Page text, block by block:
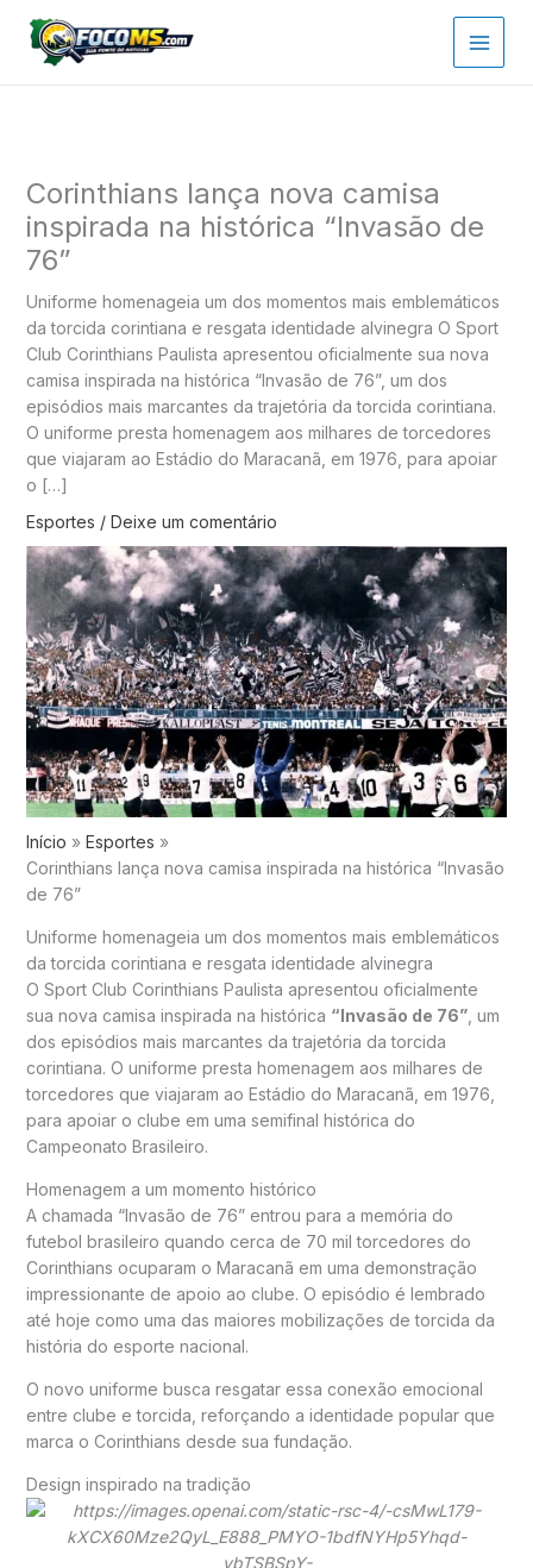
para
Corinthians lança nova camisa
inspirada na histórica “Invasão de
76”
Uniforme homenageia um dos momentos mais emblemáticos
da torcida corintiana e resgata identidade alvinegra O Sport
Club Corinthians Paulista apresentou oficialmente sua nova
camisa inspirada na histórica “Invasão de 76”, um dos
episódios mais marcantes da trajetória da torcida corintiana.
O uniforme presta homenagem aos milhares de torcedores
que viajaram ao Estádio do Maracanã, em 1976, para apoiar
o […]
Esportes / Deixe um comentário
Início
Esportes
Corinthians lança nova camisa inspirada na histórica “Invasão
de 76”
Uniforme homenageia um dos momentos mais emblemáticos
da torcida corintiana e resgata identidade alvinegra
O Sport Club Corinthians Paulista apresentou oficialmente
sua nova camisa inspirada na histórica “Invasão de 76”, um
dos episódios mais marcantes da trajetória da torcida
corintiana. O uniforme presta homenagem aos milhares de
torcedores que viajaram ao Estádio do Maracanã , em 1976,
para apoiar o clube em uma semifinal histórica do
Campeonato Brasileiro.
Homenagem a um momento histórico
A chamada “Invasão de 76” entrou para a memória do
futebol brasileiro quando cerca de 70 mil torcedores do
Corinthians ocuparam o Maracanã em uma demonstração
impressionante de apoio ao clube. O episódio é lembrado
até hoje como uma das maiores mobilizações de torcida da
história do esporte nacional.
O novo uniforme busca resgatar essa conexão emocional
entre clube e torcida, reforçando a identidade popular que
marca o Corinthians desde sua fundação.
Design inspirado na tradição